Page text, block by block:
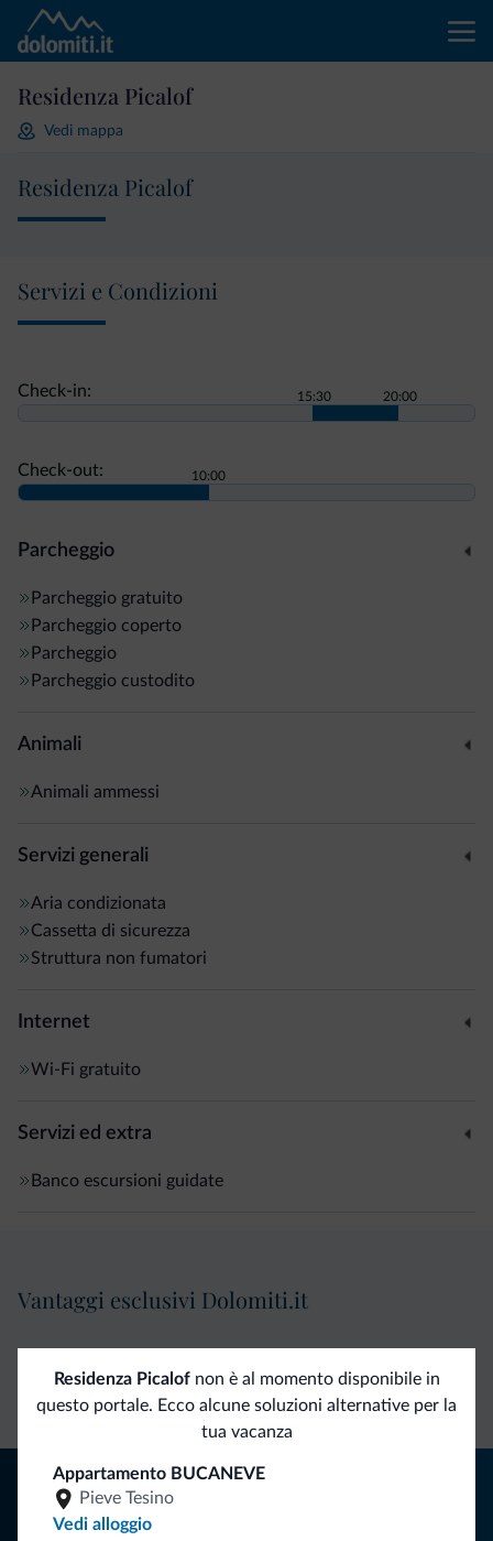
Residenza Picalof
Vedi mappa
Residenza Picalof
Servizi e Condizioni
Check-in: 15:30 20:00
Check-out: 10:00
Parcheggio
Parcheggio gratuito
Parcheggio coperto
Parcheggio
Parcheggio custodito
Animali
Animali ammessi
Servizi generali
Aria condizionata
Cassetta di sicurezza
Struttura non fumatori
Internet
Wi-Fi gratuito
Servizi ed extra
Banco escursioni guidate
Residenza Picalofnon è al momento disponibile in
questo portale. Ecco alcune soluzioni alternative per la
tua vacanza
Appartamento BUCANEVE
Pieve Tesino
Vedi alloggio
Vantaggi esclusivi Dolomiti.it
diretto
vantaggiose
vincolanti
Consigli dalle Dolomiti
Riceverai informazioni, offerte esclusive e news per la tua